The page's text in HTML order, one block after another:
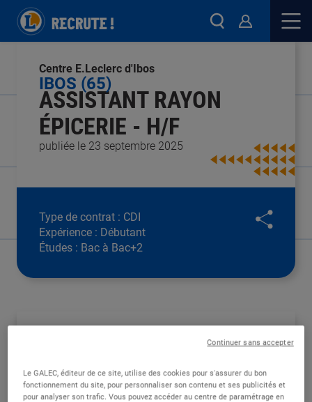
publiée le 23 septembre 2025
ASSISTANT RAYON
ÉPICERIE - H/F
IBOS (65)
Centre E.Leclerc d'Ibos
Type de contrat : CDI
Expérience : Débutant
Études : Bac à Bac+2
En tant qu'assistant du responsable rayon
Epicerie, vos missions seront :
Le GALEC, éditeur de ce site, utilise des cookies pour s'assurer du bon
fonctionnement du site, pour personnaliser son contenu et ses publicités et
pour analyser son trafic. Vous pouvez accéder au centre de paramétrage en
Continuer sans accepter